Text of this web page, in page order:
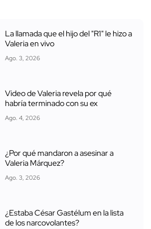
La llamada que el hijo del "R1" le hizo a
Valeria en vivo
Ago. 3, 2026
Video de Valeria revela por qué
habría terminado con su ex
Ago. 4, 2026
¿Por qué mandaron a asesinar a
Valeria Márquez?
Ago. 3, 2026
¿Estaba César Gastélum en la lista
de los narcovolantes?